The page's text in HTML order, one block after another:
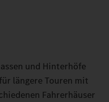
und Hinterhöfe
längere Touren mit
Fahrerhäuser